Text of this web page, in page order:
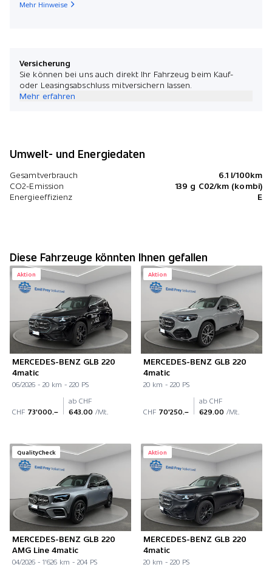
Mehr Hinweise
Versicherung
Sie können bei uns auch direkt Ihr Fahrzeug beim Kauf-
oder Leasingsabschluss mitversichern lassen.
Mehr erfahren
Umwelt- und Energiedaten
Gesamtverbrauch
6.1 l/100km
CO2-Emission
139 g C02/km (kombi)
Energieeffizienz
E
Diese Fahrzeuge könnten Ihnen gefallen
Aktion
MERCEDES-BENZ GLB 220
4matic
06/2026 - 20 km - 220 PS
CHF 73'000.–
ab CHF
643.00 /Mt.
Aktion
MERCEDES-BENZ GLB 220
4matic
20 km - 220 PS
CHF 70'250.–
ab CHF
629.00 /Mt.
QualityCheck
MERCEDES-BENZ GLB 220
AMG Line 4matic
04/2026 - 1'626 km - 204 PS
Aktion
MERCEDES-BENZ GLB 220
4matic
20 km - 220 PS